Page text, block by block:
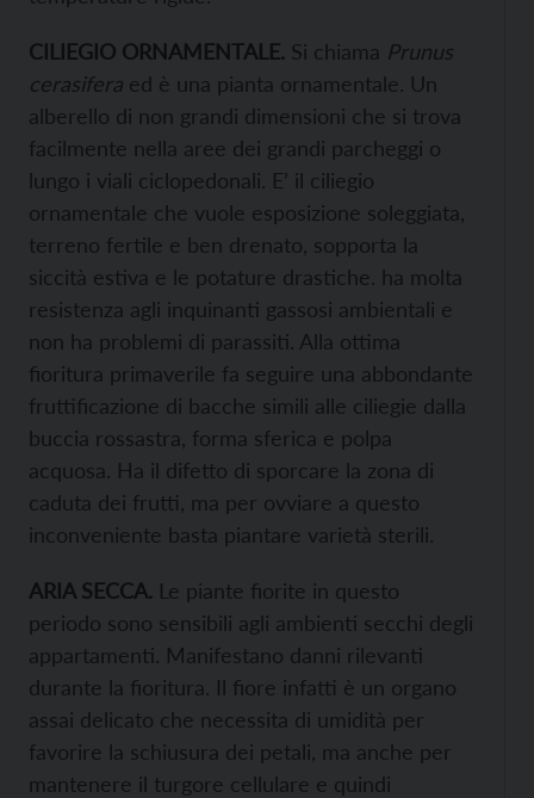
CILIEGIO ORNAMENTALE. Si chiama Prunus
cerasifera ed è una pianta ornamentale. Un
alberello di non grandi dimensioni che si trova
facilmente nella aree dei grandi parcheggi o
lungo i viali ciclopedonali. E’ il ciliegio
ornamentale che vuole esposizione soleggiata,
terreno fertile e ben drenato, sopporta la
siccità estiva e le potature drastiche. ha molta
resistenza agli inquinanti gassosi ambientali e
non ha problemi di parassiti. Alla ottima
fioritura primaverile fa seguire una abbondante
fruttificazione di bacche simili alle ciliegie dalla
buccia rossastra, forma sferica e polpa
acquosa. Ha il difetto di sporcare la zona di
caduta dei frutti, ma per ovviare a questo
inconveniente basta piantare varietà sterili.
ARIA SECCA. Le piante fiorite in questo
periodo sono sensibili agli ambienti secchi degli
appartamenti. Manifestano danni rilevanti
durante la fioritura. Il fiore infatti è un organo
assai delicato che necessita di umidità per
favorire la schiusura dei petali, ma anche per
mantenere il turgore cellulare e quindi